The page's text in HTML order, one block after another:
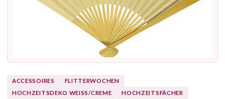
ACCESSOIRES
FLITTERWOCHEN
HOCHZEITSDEKO WEISS/CREME
HOCHZEITSFÄCHER